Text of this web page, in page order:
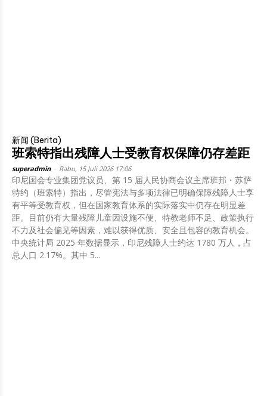
新闻 (Berita)
班索特指出残障人士受教育权保障仍存差距
superadmin Rabu, 15 Juli 2026 17:06
印尼国会专业集团党议员、第 15 届人民协商会议主席班邦・苏萨
特约（班索特）指出，尽管宪法与多项法律已明确保障残障人士享
有平等受教育权，但在国家教育体系的实际落实中仍存在明显差
距。目前仍有大量残障儿童因设施不便、特教老师不足、政策执行
不力及社会偏见等因素，难以获得优质、安全且包容的教育机会。
中央统计局 2025 年数据显示，印尼残障人士约达 1780 万人，占
总人口 2.17%。其中 5...